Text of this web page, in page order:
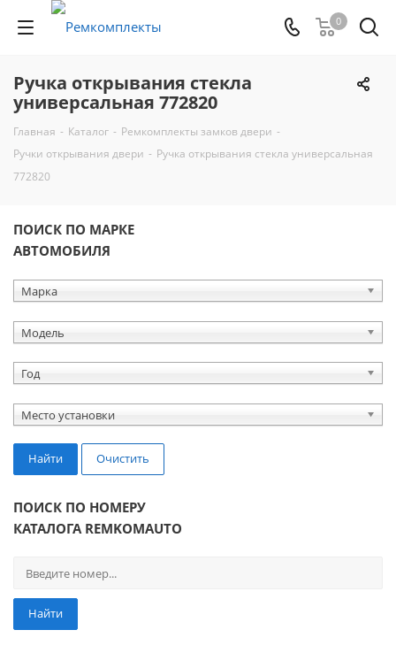
0
Ручка открывания стекла
универсальная 772820
Главная - Каталог - Ремкомплекты замков двери -
Ручки открывания двери - Ручка открывания стекла универсальная
772820
ПОИСК ПО МАРКЕ
АВТОМОБИЛЯ
Марка
Модель
Год
Место установки
Найти Очистить
ПОИСК ПО НОМЕРУ
КАТАЛОГА REMKOMAUTO
Найти